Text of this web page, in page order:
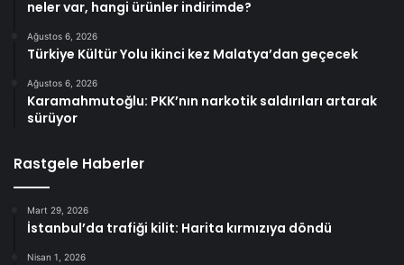
neler var, hangi ürünler indirimde?
Ağustos 6, 2026
Türkiye Kültür Yolu ikinci kez Malatya’dan geçecek
Ağustos 6, 2026
Karamahmutoğlu: PKK’nın narkotik saldırıları artarak
sürüyor
Rastgele Haberler
Mart 29, 2026
İstanbul’da trafiği kilit: Harita kırmızıya döndü
Nisan 1, 2026